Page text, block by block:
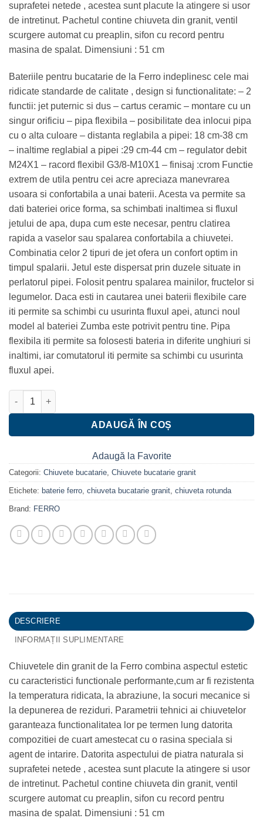
suprafetei netede , acestea sunt placute la atingere si usor
de intretinut. Pachetul contine chiuveta din granit, ventil
scurgere automat cu preaplin, sifon cu record pentru
masina de spalat. Dimensiuni : 51 cm
Bateriile pentru bucatarie de la Ferro indeplinesc cele mai
ridicate standarde de calitate , design si functionalitate: – 2
functii: jet puternic si dus – cartus ceramic – montare cu un
singur orificiu – pipa flexibila – posibilitate dea inlocui pipa
cu o alta culoare – distanta reglabila a pipei: 18 cm-38 cm
– inaltime reglabial a pipei :29 cm-44 cm – regulator debit
M24X1 – racord flexibil G3/8-M10X1 – finisaj :crom Functie
extrem de utila pentru cei acre apreciaza manevrarea
usoara si confortabila a unai baterii. Acesta va permite sa
dati bateriei orice forma, sa schimbati inaltimea si fluxul
jetului de apa, dupa cum este necesar, pentru clatirea
rapida a vaselor sau spalarea confortabila a chiuvetei.
Combinatia celor 2 tipuri de jet ofera un confort optim in
timpul spalarii. Jetul este dispersat prin duzele situate in
perlatorul pipei. Folosit pentru spalarea mainilor, fructelor si
legumelor. Daca esti in cautarea unei baterii flexibile care
iti permite sa schimbi cu usurinta fluxul apei, atunci noul
model al bateriei Zumba este potrivit pentru tine. Pipa
flexibila iti permite sa folosesti bateria in diferite unghiuri si
inaltimi, iar comutatorul iti permite sa schimbi cu usurinta
fluxul apei.
Cantitate Set chiuveta Ferro granit rotunda grafite 51 cm cu
ADAUGĂ ÎN COȘ
Adaugă la Favorite
Categorii: Chiuvete bucatarie Chiuvete bucatarie granit
Etichete: baterie ferro chiuveta bucatarie granit chiuveta rotunda
Brand: FERRO
DESCRIERE
INFORMAȚII SUPLIMENTARE
Chiuvetele din granit de la Ferro combina aspectul estetic
cu caracteristici functionale performante,cum ar fi rezistenta
la temperatura ridicata, la abraziune, la socuri mecanice si
la depunerea de reziduri. Parametrii tehnici ai chiuvetelor
garanteaza functionalitatea lor pe termen lung datorita
compozitiei de cuart amestecat cu o rasina speciala si
agent de intarire. Datorita aspectului de piatra naturala si
suprafetei netede , acestea sunt placute la atingere si usor
de intretinut. Pachetul contine chiuveta din granit, ventil
scurgere automat cu preaplin, sifon cu record pentru
masina de spalat. Dimensiuni : 51 cm